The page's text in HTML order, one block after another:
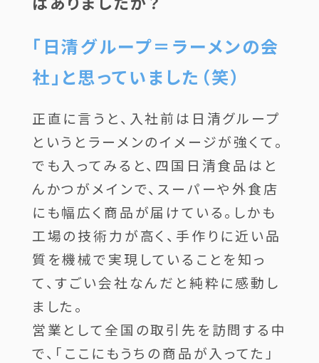
「日清グループ＝ラーメンの会
社」と思っていました（笑）
正直に言うと、入社前は日清グループ
というとラーメンのイメージが強くて。
でも入ってみると、四国日清食品はと
んかつがメインで、スーパーや外食店
にも幅広く商品が届けている。しかも
工場の技術力が高く、手作りに近い品
質を機械で実現していることを知っ
て、すごい会社なんだと純粋に感動し
ました。
営業として全国の取引先を訪問する中
で、「ここにもうちの商品が入ってた」